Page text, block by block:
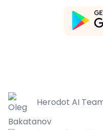
Herodot AI